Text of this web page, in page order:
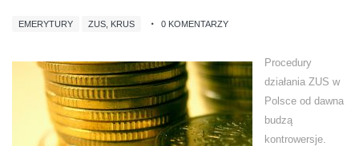
EMERYTURY ZUS, KRUS 0 KOMENTARZY
Procedury
działania ZUS w
Polsce od dawna
budzą
kontrowersje.